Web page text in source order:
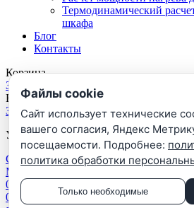
Термодинамический
шкафа
Блог
Контакты
Корзина
Закрыть
Войти
Закрыть
У вас еще нет аккаунта?
Создать аккаунт
Меню
0
Сравнить
0
Список желаний
Файлы cookie
Сайт использует технические
вашего согласия, Яндекс
посещаемости. Подробнее:
политика обработки
Только необходимые